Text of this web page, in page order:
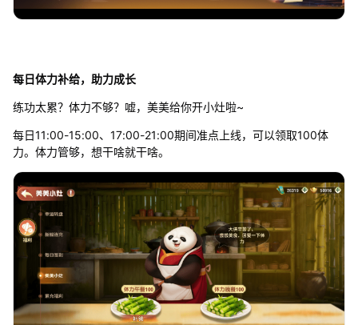
每日体力补给，助力成长
练功太累？体力不够？嘘，美美给你开小灶啦~
每日11:00-15:00、17:00-21:00期间准点上线，可以领取100体
力。体力管够，想干啥就干啥。